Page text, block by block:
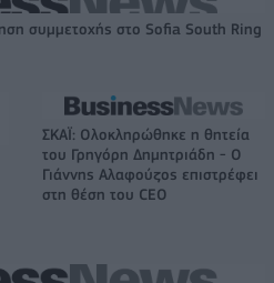
συμμετοχής στο Sofia South Ring
ΣΚΑΪ: Ολοκληρώθηκε η θητεία
του Γρηγόρη Δημητριάδη - Ο
Γιάννης Αλαφούζος επιστρέφει
στη θέση του CEO